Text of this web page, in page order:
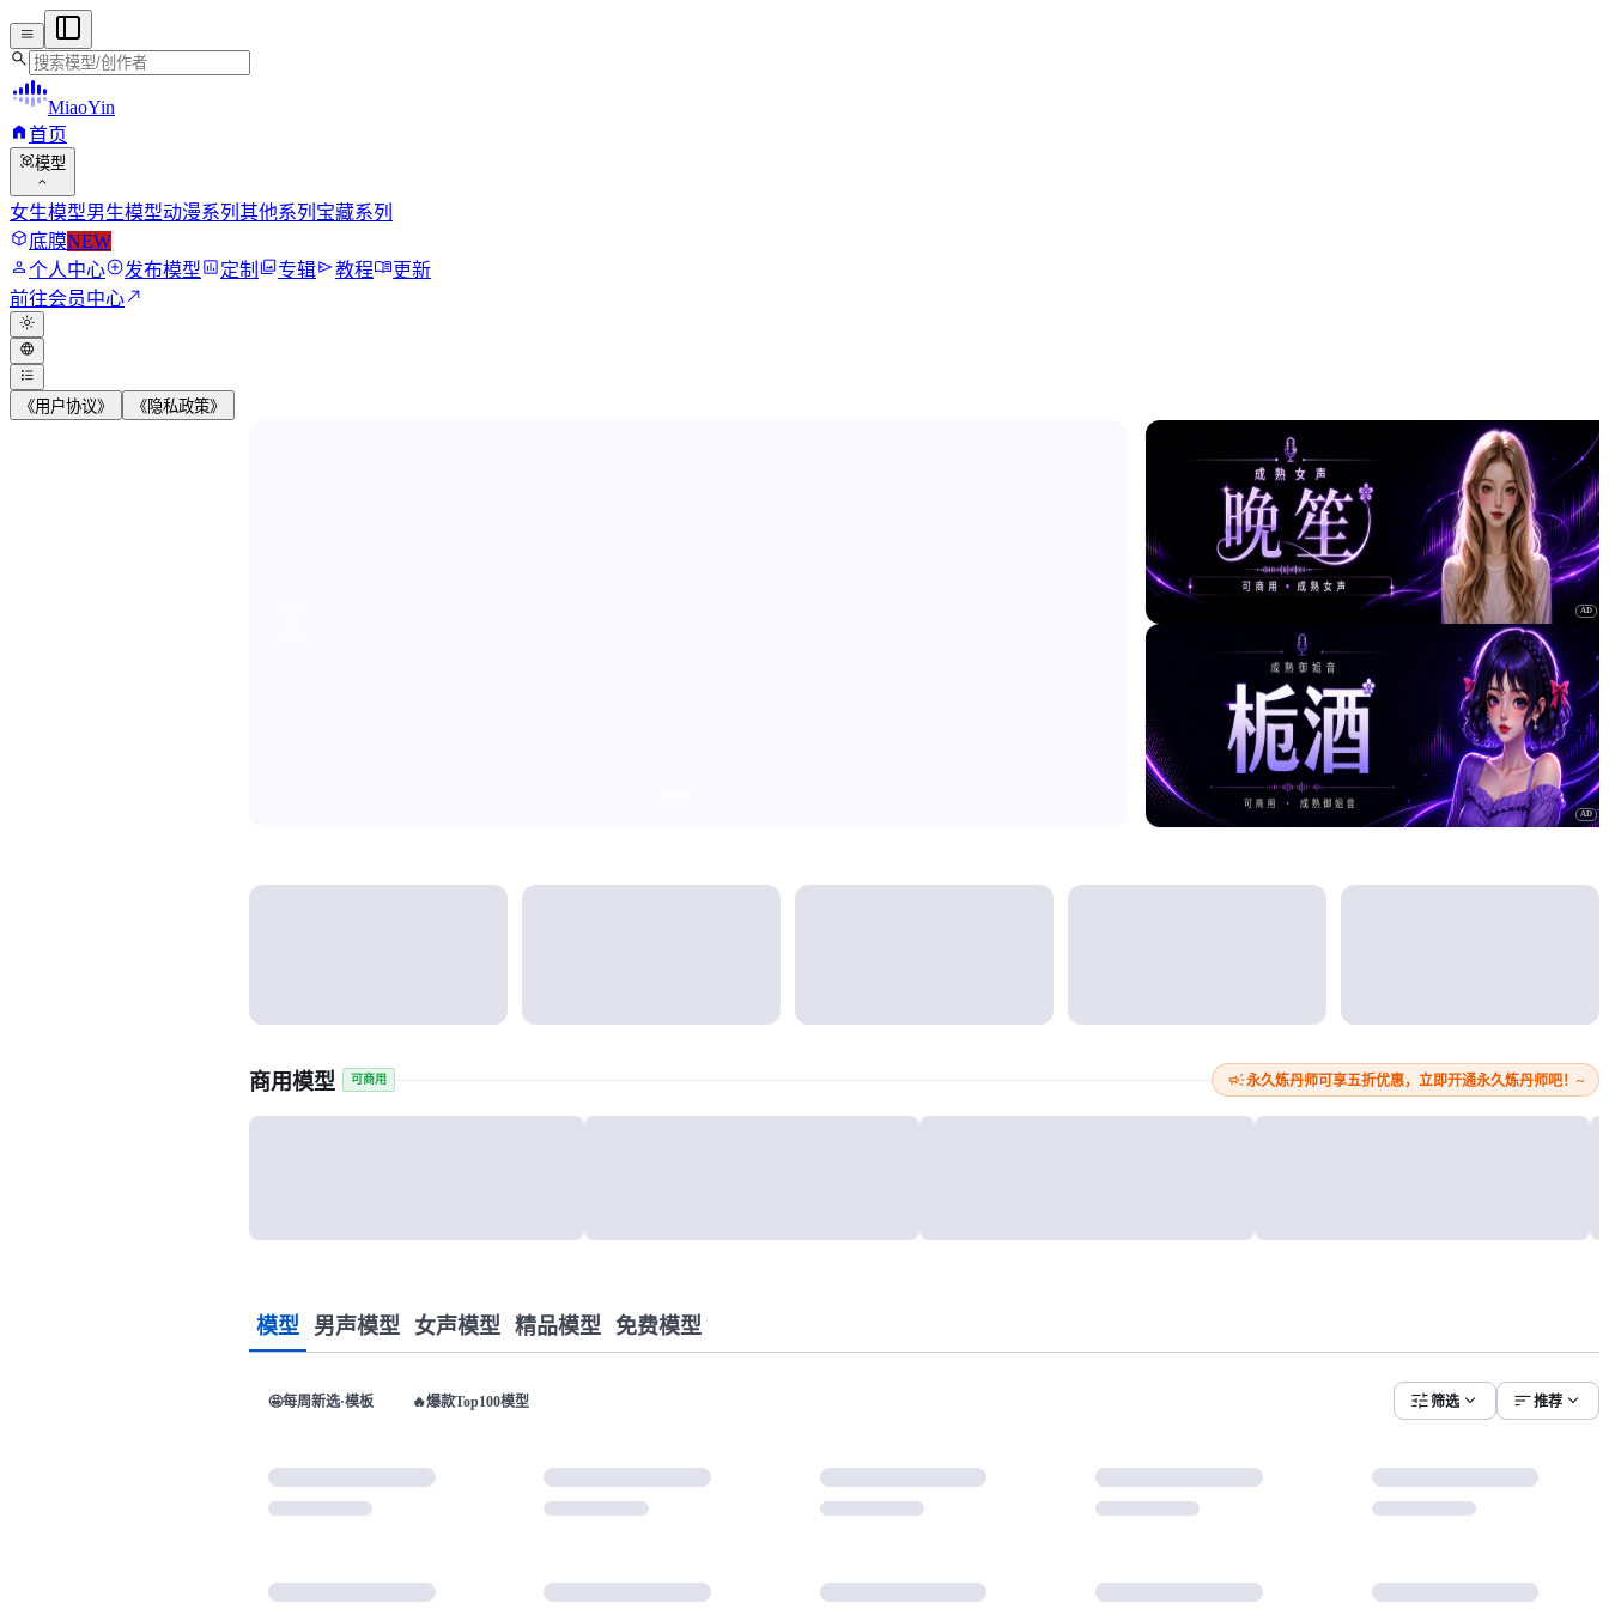
menu
search
MiaoYin
home首页
view_in_ar模型
expand_more
女生模型男生模型动漫系列 其他系列 宝藏系列
deployed_code底膜NEW
person个人中心add_circle发布模型assessment定制 photo_library专辑send教程menu_book更新
前往会员中心north_east
light_mode
language
format_list_bulleted
《用户协议》 《隐私政策》
AD
AD
Model categories
商用模型 可商用 campaign永久炼丹师可享五折优惠，立即开通永久炼丹师吧！~
模型 男声模型 女声模型 精品模型 免费模型
🤩每周新选·模板 🔥爆款Top100模型 tune筛选 expand_more sort推荐 expand_more